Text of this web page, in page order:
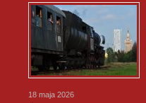
18 maja 2026